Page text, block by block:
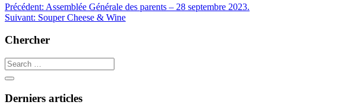
Navigation
de
l’article
Précédent: Assemblée Générale des parents – 28 septembre 2023.
Suivant: Souper Cheese & Wine
Chercher
Derniers articles